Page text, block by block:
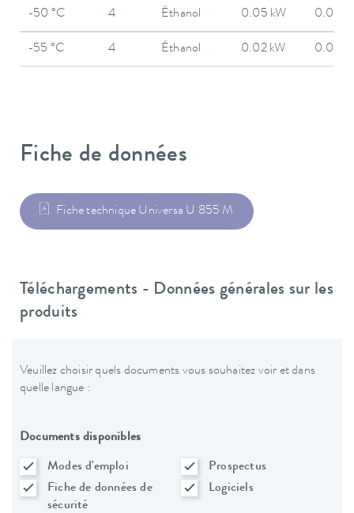
-50 °C 4 Éthanol 0.05 kW 0.05
-55 °C 4 Éthanol 0.02 kW 0.02
Fiche de données
Fiche technique Universa U 855 M
Téléchargements - Données générales sur les
produits
Veuillez choisir quels documents vous souhaitez voir et dans
quelle langue :
Documents disponibles
Modes d'emploi
Prospectus
Fiche de données de
sécurité
Logiciels